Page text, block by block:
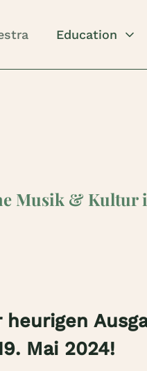
Education
Musik & Kultur
Mai 2024!